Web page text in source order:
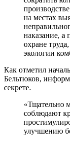
на местах
наказание, а
охране
экологии
Как отметил
Бельтюков,
секрете.
«Тщательно
соблюдают
улучшению